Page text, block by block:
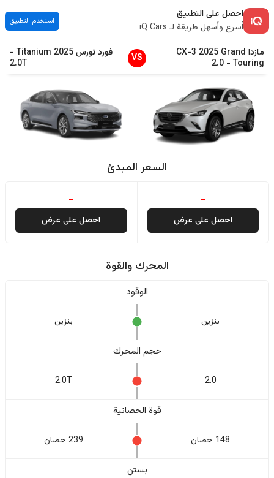
احصل على التطبيق
أسرع وأسهل طريقة لـ iQ Cars
استخدم التطبيق
مازدا CX-3 2025 Grand
Touring
-
2.0
VS فوردتورس2025
Titanium
-
2.0T
السعر المبدئ
-
احصل على عرض
-
احصل على عرض
المحرك والقوة
الوقود
بنزين بنزين
حجم المحرك
2.0
2.0T
قوة الحصانية
148 حصان 239 حصان
بستن